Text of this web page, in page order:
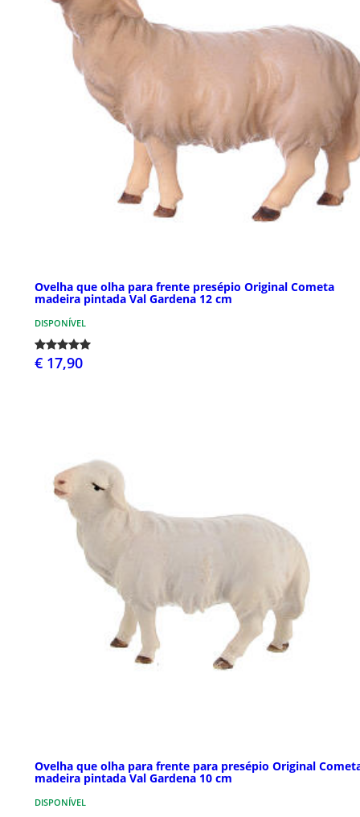
Ovelha que olha para frente presépio Original Cometa
madeira pintada Val Gardena 12 cm
DISPONÍVEL
€ 17,90
Ovelha que olha para frente para presépio Original
madeira pintada Val Gardena 10 cm
DISPONÍVEL